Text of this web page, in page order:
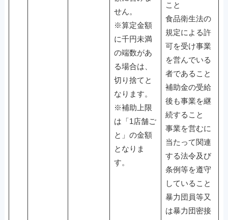
せん。
※算定金額
に千円未満
の端数があ
る場合は、
切り捨てと
なります。
※補助上限
は「1店舗ご
と」の金額
となりま
す。
こと
食品衛生法の
規定による許
可を受け事業
を営んでいる
者であること
補助金の受給
後も事業を継
続すること
事業を営むに
当たって関連
する法令及び
条例等を遵守
していること
暴力団員等又
は暴力団密接